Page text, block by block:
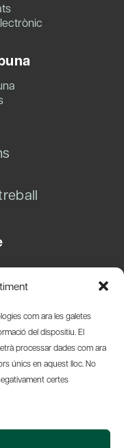
com ara les galetes
del dispositiu. El
processar dades com ara
únics en aquest lloc. No
certes
d'Amics del País